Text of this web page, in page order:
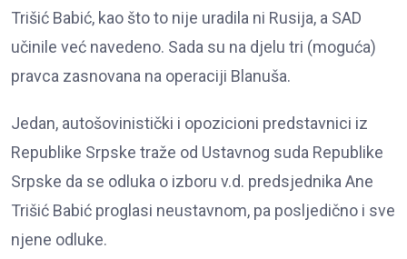
Trišić Babić, kao što to nije uradila ni Rusija, a SAD
učinile već navedeno. Sada su na djelu tri (moguća)
pravca zasnovana na operaciji Blanuša.
Jedan, autošovinistički i opozicioni predstavnici iz
Republike Srpske traže od Ustavnog suda Republike
Srpske da se odluka o izboru v.d. predsjednika Ane
Trišić Babić proglasi neustavnom, pa posljedično i sve
njene odluke.